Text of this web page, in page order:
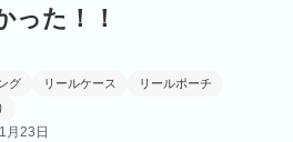
った！！
グ リールケース
リールポーチ
月23日